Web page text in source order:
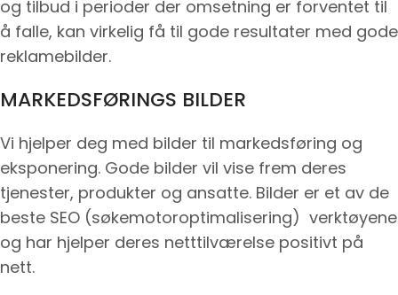
og tilbud i perioder der omsetning er forventet til
å falle, kan virkelig få til gode resultater med gode
reklamebilder.
MARKEDSFØRINGS BILDER
Vi hjelper deg med bilder til markedsføring og
eksponering. Gode bilder vil vise frem deres
tjenester, produkter og ansatte. Bilder er et av de
beste SEO (søkemotoroptimalisering) verktøyene
og har hjelper deres netttilværelse positivt på
nett.